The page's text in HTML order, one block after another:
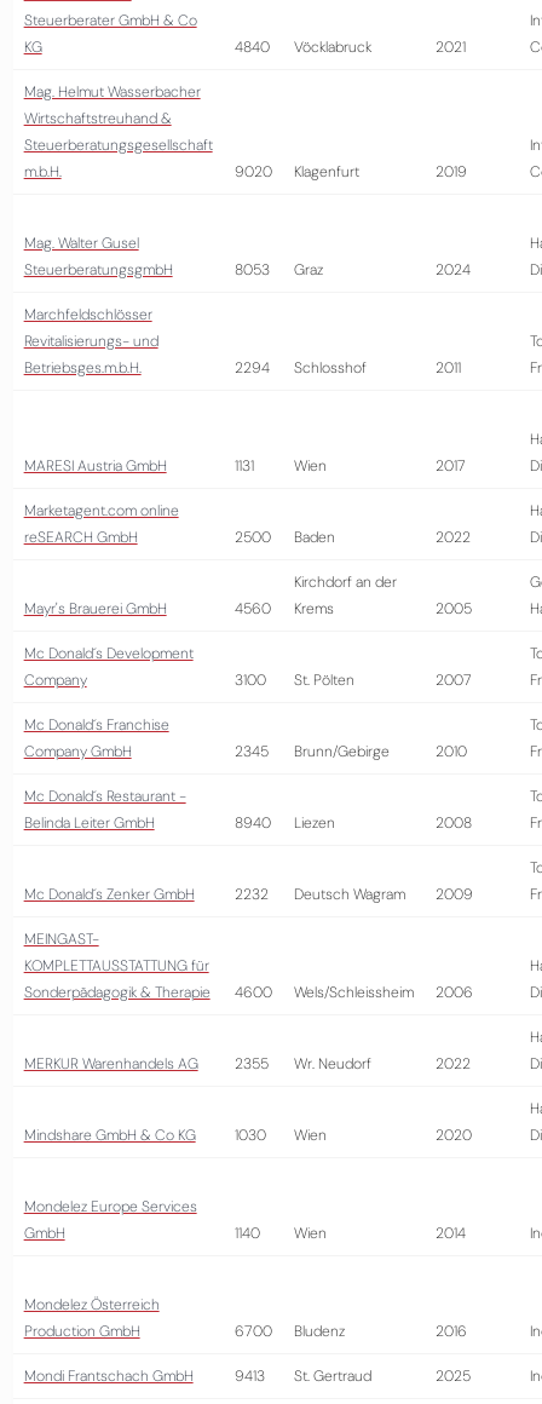
Steuerberater GmbH & Co
KG
4840 Vöcklabruck 2021
Mag. Helmut Wasserbacher
Wirtschaftstreuhand &
Steuerberatungsgesellschaft
m.b.H.
9020 Klagenfurt 2019
Mag. Walter Gusel
SteuerberatungsgmbH
8053 Graz 2024
Marchfeldschlösser
Revitalisierungs- und
Betriebsges.m.b.H.
2294 Schlosshof 2011
MARESI Austria GmbH 1131 Wien 2017
Marketagent.com online
reSEARCH GmbH
2500 Baden 2022
Mayr's Brauerei GmbH 4560
Kirchdorf an der
Krems
2005
Mc Donald´s Development
Company
3100 St. Pölten 2007
Mc Donald´s Franchise
Company GmbH
2345 Brunn/Gebirge 2010
Mc Donald´s Restaurant -
Belinda Leiter GmbH
8940 Liezen 2008
Mc Donald´s Zenker GmbH 2232 Deutsch Wagram 2009
MEINGAST-
KOMPLETTAUSSTATTUNG für
Sonderpädagogik & Therapie
4600 Wels/Schleissheim 2006
MERKUR Warenhandels AG 2355 Wr. Neudorf 2022
Mindshare GmbH & Co KG 1030 Wien 2020
Mondelez Europe Services
GmbH
1140 Wien 2014
Mondelez Österreich
Production GmbH
6700 Bludenz 2016
Mondi Frantschach GmbH 9413 St. Gertraud 2025